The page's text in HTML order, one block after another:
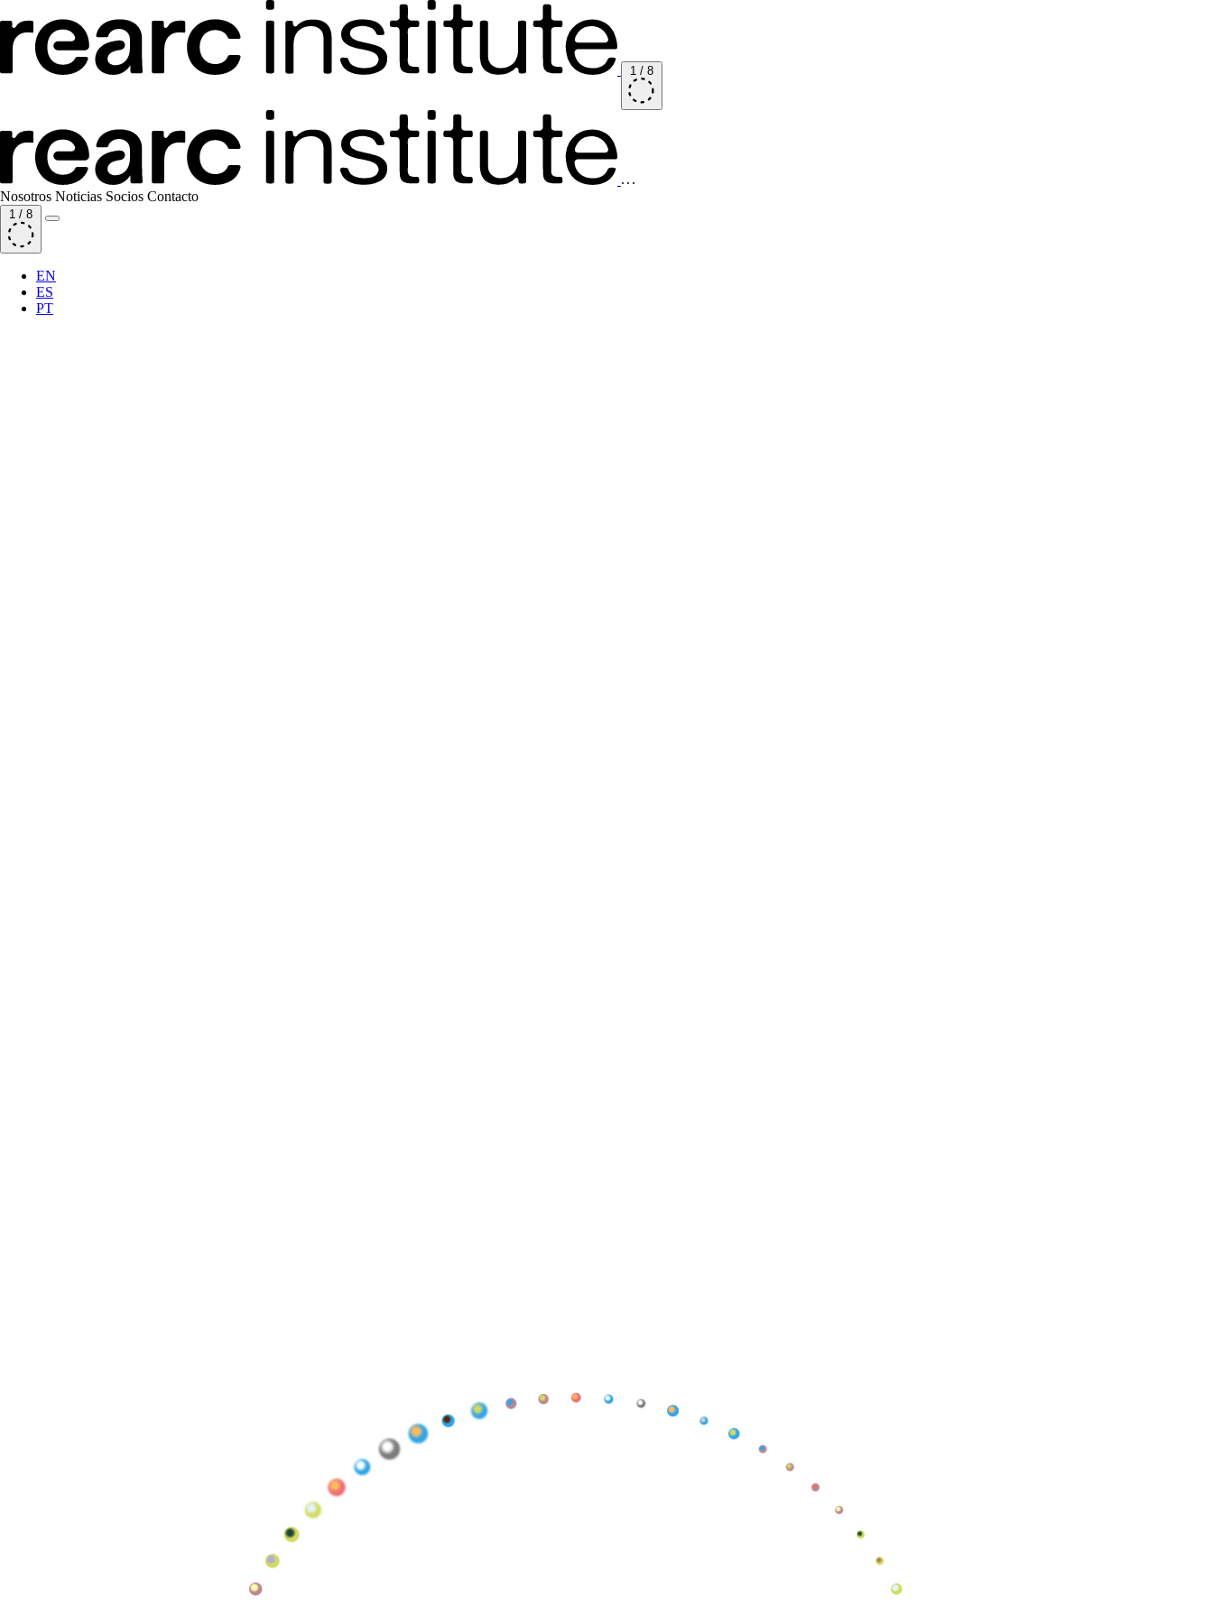
1 / 8
Nosotros Noticias Socios Contacto
1 / 8
EN
ES
PT